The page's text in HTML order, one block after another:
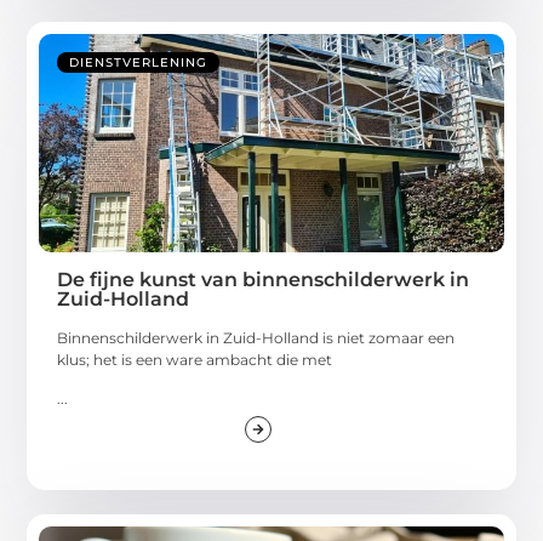
DIENSTVERLENING
De fijne kunst van binnenschilderwerk in
Zuid-Holland
Binnenschilderwerk in Zuid-Holland is niet zomaar een
klus; het is een ware ambacht die met
...